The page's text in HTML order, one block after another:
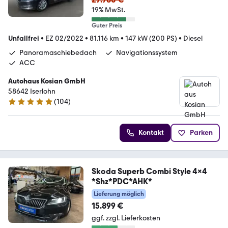
19% MwSt.
Guter Preis
Unfallfrei • EZ 02/2022 • 81.116 km • 147 kW (200 PS) • Diesel
Panoramaschiebedach
Navigationssystem
ACC
Autohaus Kosian GmbH
58642 Iserlohn
4.9 Sterne
(104)
Kontakt Parken
Skoda Superb Combi Style 4x4
*Shz*PDC*AHK*
Lieferung möglich
15.899 €
ggf. zzgl. Lieferkosten